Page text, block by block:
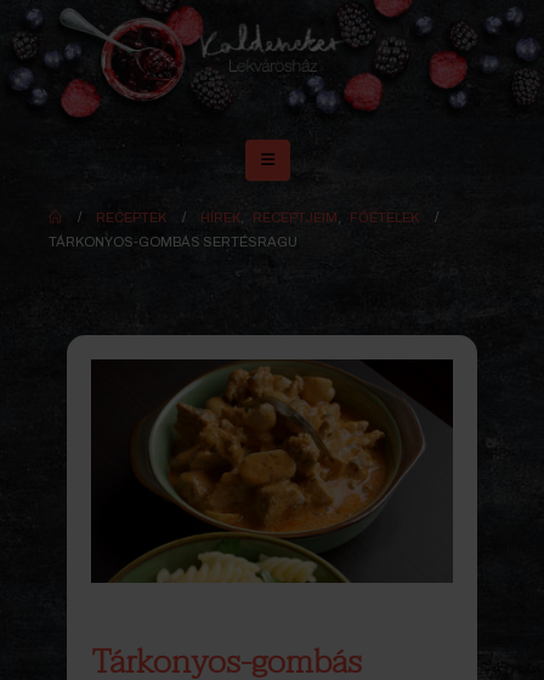
RECEPTEK HÍREK RECEPTJEIM
FŐÉTELEK
TÁRKONYOS-GOMBÁS SERTÉSRAGU
Tárkonyos-gombás